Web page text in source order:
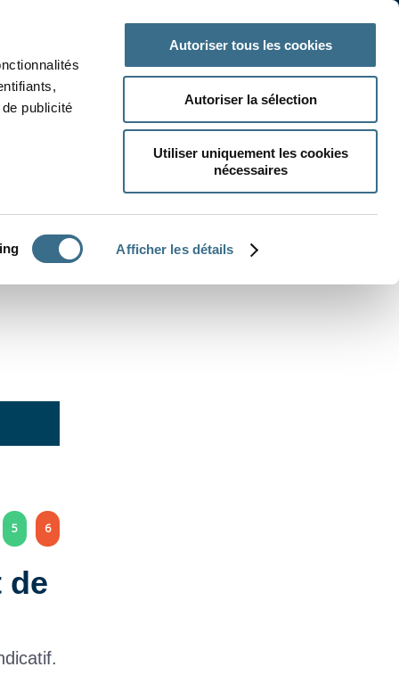
publicité
Afficher les détails
Autoriser tous les cookies
Autoriser la sélection
Utiliser uniquement les cookies
nécessaires
5 6
de